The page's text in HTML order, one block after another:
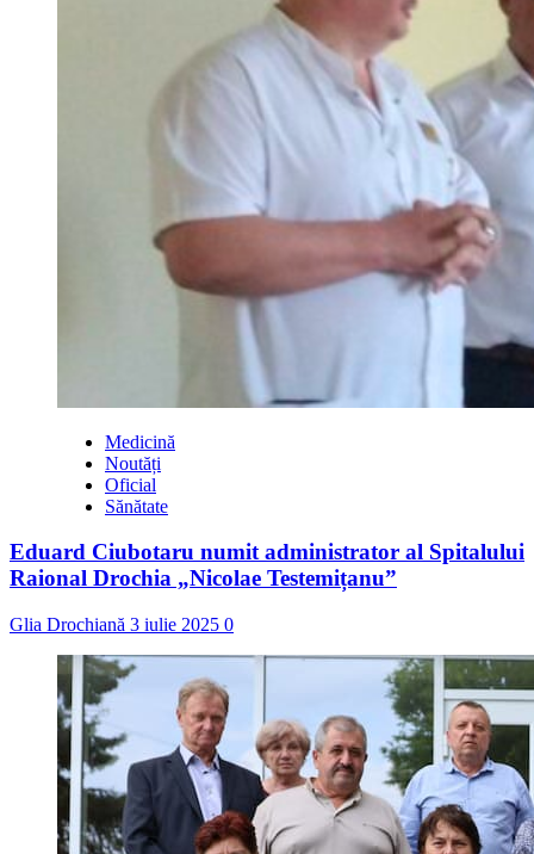
Medicină
Noutăți
Oficial
Sănătate
Eduard Ciubotaru numit administrator al Spitalului
Raional Drochia „Nicolae Testemițanu”
Glia Drochiană 3 iulie 2025 0